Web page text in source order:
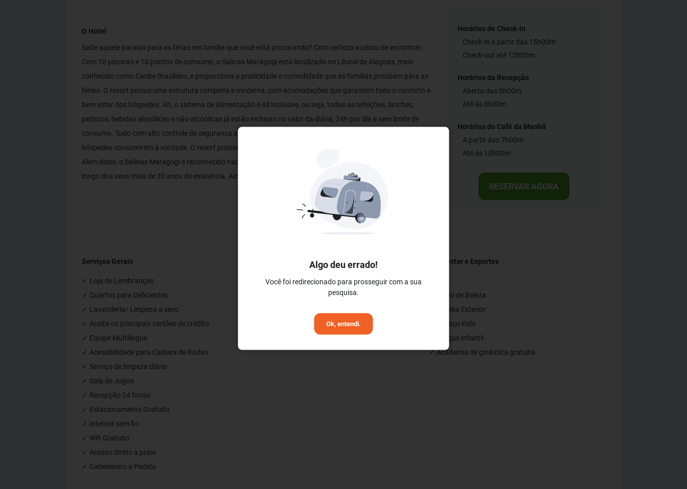
Algo deu errado!
Você foi redirecionado para prosseguir com a sua
pesquisa.
Ok, entendi.
O Hotel
Sabe aquele paraíso para as férias em família que você está procurando? Com certeza acabou de encontrar.
Com 10 piscinas e 10 pontos de consumo, o Salinas Maragogi está localizado no Litoral de Alagoas, mais
conhecido como Caribe Brasileiro, e proporciona a praticidade e comodidade que as famílias precisam para as
férias. O resort possui uma estrutura completa e moderna, com acomodações que garantem todo o conforto e
bem estar dos hóspedes. Ah, o sistema de alimentação é All Inclusive, ou seja, todas as refeições, lanches,
petiscos, bebidas alcoólicas e não-alcoólicas já estão inclusas no valor da diária, 24h por dia e sem limite de
consumo. Tudo com alto controle de segurança alimentar, além de sabores e temperos inconfundíveis para os
hóspedes consumirem à vontade. O resort possui ainda SPA e náutica, com serviços que são pagos à parte.
Além disso, o Salinas Maragogi é reconhecido nacional e internacionalmente, acumulando diversos prêmios ao
longo dos seus mais de 30 anos de existência. Ainda tem dúvidas de que o seu lugar é aqui?
Horários de Check-in
Check-in a partir das 15h00m
Check-out até 12h00m
Horários da Recepção
Aberto das 0h00m
Até às 0h00m
Horários do Café da Manhã
A partir das 7h00m
Até às 10h00m
RESERVAR AGORA
Serviços Gerais
✓ Loja de Lembranças
✓ Quartos para Deficientes
✓ Lavanderia/ Limpeza a seco
✓ Aceita os principais cartões de crédito
✓ Equipe Multilíngue
✓ Acessibilidade para Cadeira de Rodas
✓ Serviço de limpeza diário
✓ Sala de Jogos
✓ Recepção 24 horas
✓ Estacionamento Gratuito
✓ Internet sem fio
✓ Wifi Gratuito
✓ Acesso direto à praia
✓ Cabeleireiro a Pedido
Restaurantes e Bares
✓ Bar
✓ Restaurante
✓ Restaurante Buffet
Bem-estar e Esportes
✓ Salão de Beleza
✓ Piscina Exterior
✓ Espaço Kids
✓ Parque Infantil
✓ Academia de ginástica gratuita